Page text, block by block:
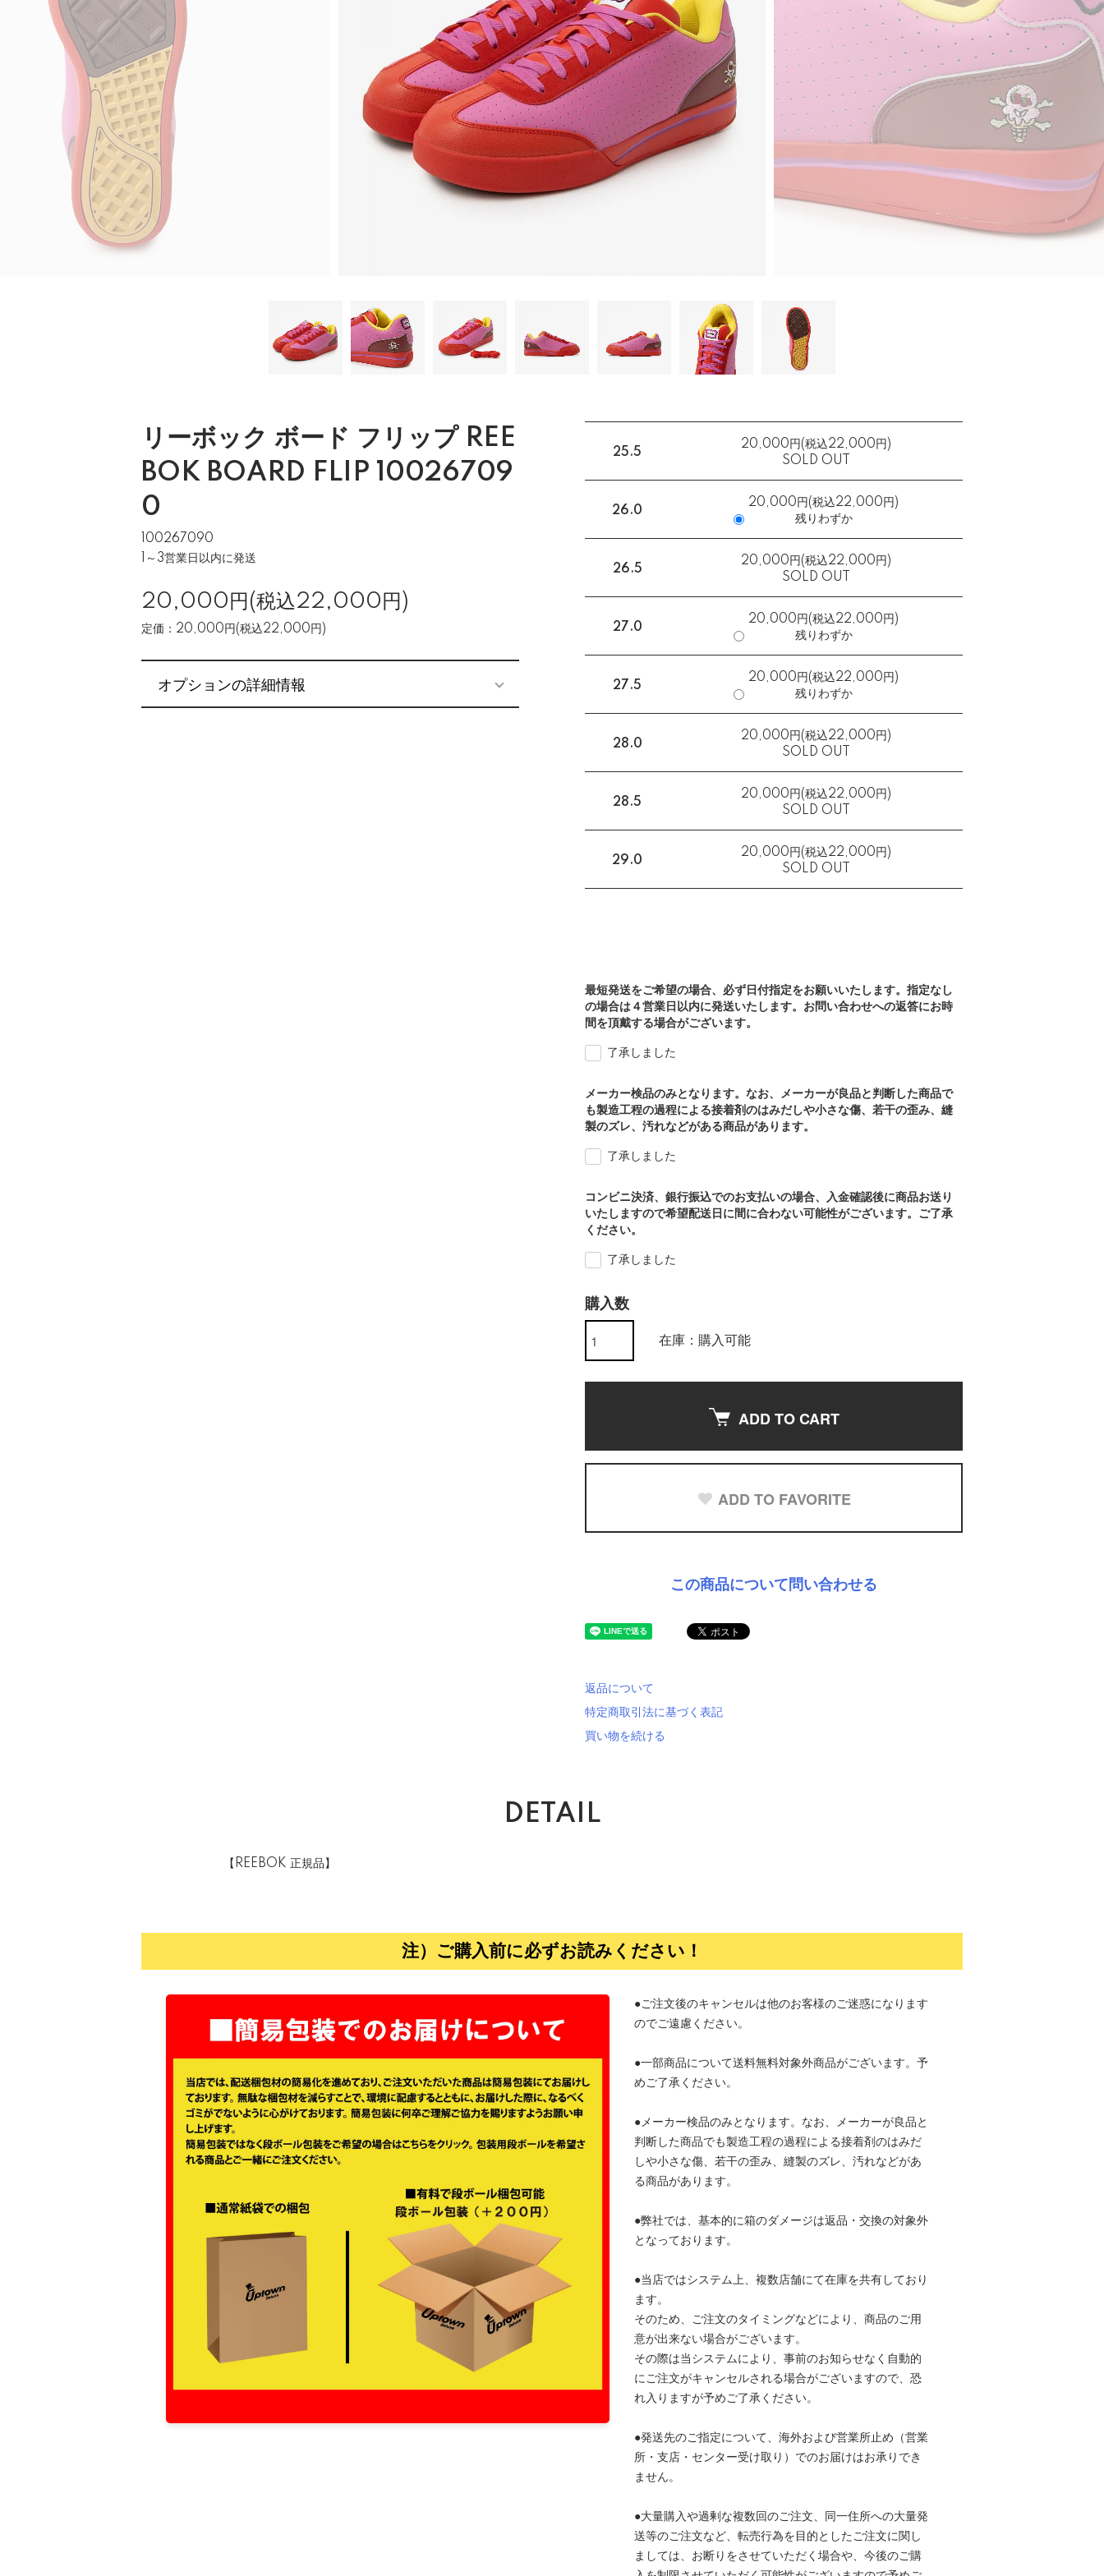
リーボック ボード フリップ REE
BOK BOARD FLIP 10026709
0
100267090
1～3営業日以内に発送
20,000円(税込22,000円)
定価：20,000円(税込22,000円)
オプションの詳細情報
25.5
20,000円(税込22,000円)
SOLD OUT
26.0
20,000円(税込22,000円)
残りわずか
26.5
20,000円(税込22,000円)
SOLD OUT
27.0
20,000円(税込22,000円)
残りわずか
27.5
20,000円(税込22,000円)
残りわずか
28.0
20,000円(税込22,000円)
SOLD OUT
28.5
20,000円(税込22,000円)
SOLD OUT
29.0
20,000円(税込22,000円)
SOLD OUT
最短発送をご希望の場合、必ず日付指定をお願いいたします。指定なし
の場合は４営業日以内に発送いたします。お問い合わせへの返答にお時
間を頂戴する場合がございます。
了承しました
メーカー検品のみとなります。なお、メーカーが良品と判断した商品で
も製造工程の過程による接着剤のはみだしや小さな傷、若干の歪み、縫
製のズレ、汚れなどがある商品があります。
了承しました
コンビニ決済、銀行振込でのお支払いの場合、入金確認後に商品お送り
いたしますので希望配送日に間に合わない可能性がございます。ご了承
ください。
了承しました
購入数
在庫：購入可能
ADD TO CART
ADD TO FAVORITE
この商品について問い合わせる
返品について
特定商取引法に基づく表記
買い物を続ける
DETAIL
【REEBOK 正規品】
注）ご購入前に必ずお読みください！
●ご注文後のキャンセルは他のお客様のご迷惑になります
のでご遠慮ください。
●一部商品について送料無料対象外商品がございます。予
めご了承ください。
●メーカー検品のみとなります。なお、メーカーが良品と
判断した商品でも製造工程の過程による接着剤のはみだ
しや小さな傷、若干の歪み、縫製のズレ、汚れなどがあ
る商品があります。
●弊社では、基本的に箱のダメージは返品・交換の対象外
となっております。
●当店ではシステム上、複数店舗にて在庫を共有しており
ます。
そのため、ご注文のタイミングなどにより、商品のご用
意が出来ない場合がございます。
その際は当システムにより、事前のお知らせなく自動的
にご注文がキャンセルされる場合がございますので、恐
れ入りますが予めご了承ください。
●発送先のご指定について、海外および営業所止め（営業
所・支店・センター受け取り）でのお届けはお承りでき
ません。
●大量購入や過剰な複数回のご注文、同一住所への大量発
送等のご注文など、転売行為を目的としたご注文に関し
ましては、お断りをさせていただく場合や、今後のご購